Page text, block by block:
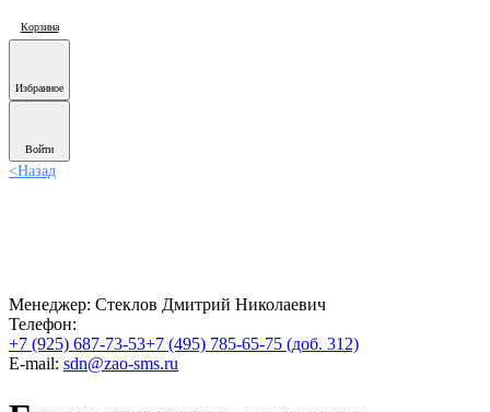
Корзина
Избранное
Войти
<Назад
Менеджер: Стеклов Дмитрий Николаевич
Телефон:
+7 (925) 687-73-53+7 (495) 785-65-75 (доб. 312)
E-mail: sdn@zao-sms.ru